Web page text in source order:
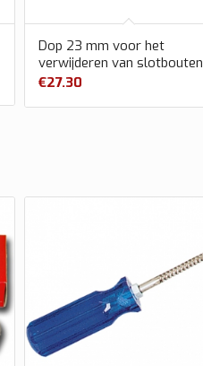
Dop 23 mm voor het
verwijderen van slotbouten
€27.30